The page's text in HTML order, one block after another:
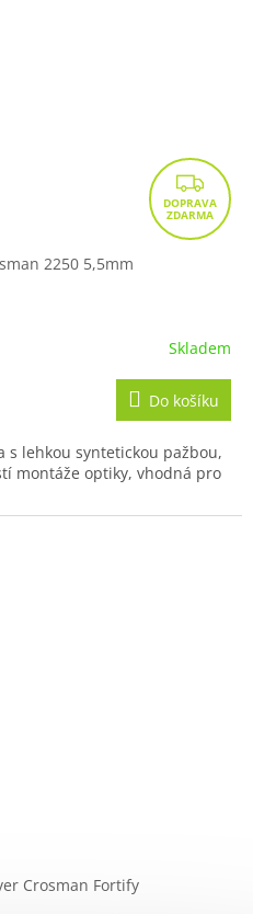
Z
D
A
2250 5,5mm
Skladem
Do košíku
s lehkou syntetickou pažbou,
montáže optiky, vhodná pro
Crosman Fortify